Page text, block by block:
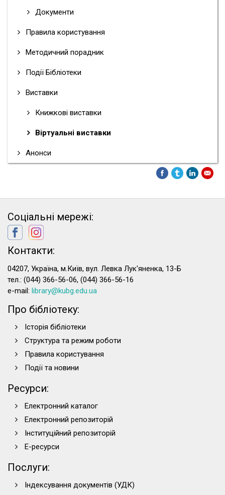
Документи
Правила користування
Методичний порадник
Події Бібліотеки
Виставки
Книжкові виставки
Віртуальні виставки
Анонси
Соціальні мережі:
Контакти:
04207, Україна, м.Київ, вул. Левка Лук'яненка, 13-Б
тел.: (044) 366-56-06, (044) 366-56-16
e-mail: library@kubg.edu.ua
Про бібліотеку:
Історія бібліотеки
Структура та режим роботи
Правила користування
Події та новини
Ресурси:
Електронний каталог
Електронний репозиторій
Інституційний репозиторій
Е-ресурси
Послуги:
Індексування документів (УДК)